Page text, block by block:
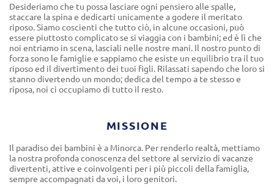
Desideriamo che tu possa lasciare ogni pensiero alle spalle,
staccare la spina e dedicarti unicamente a godere il meritato
riposo. Siamo coscienti che tutto ciò, in alcune occasioni, può
essere piuttosto complicato se si viaggia con i bambini; ed è lì che
noi entriamo in scena, lasciali nelle nostre mani. Il nostro punto di
forza sono le famiglie e sappiamo che esiste un equilibrio tra il tuo
riposo ed il divertimento dei tuoi figli. Rilassati sapendo che loro si
stanno divertendo un mondo; dedica del tempo a te stesso e
riposa, noi ci occupiamo di tutto il resto.
MISSIONE
Il paradiso dei bambini è a Minorca. Per renderlo realtà, mettiamo
la nostra profonda conoscenza del settore al servizio di vacanze
divertenti, attive e coinvolgenti per i più piccoli della famiglia,
sempre accompagnati da voi, i loro genitori.